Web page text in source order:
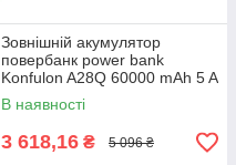
Зовнішній акумулятор
повербанк power bank
Konfulon A28Q 60000 mAh 5 A
22.5W PD QC 3.0
6xUSB/Type-C Black
В наявності
3 618,16 ₴ 5 096 ₴